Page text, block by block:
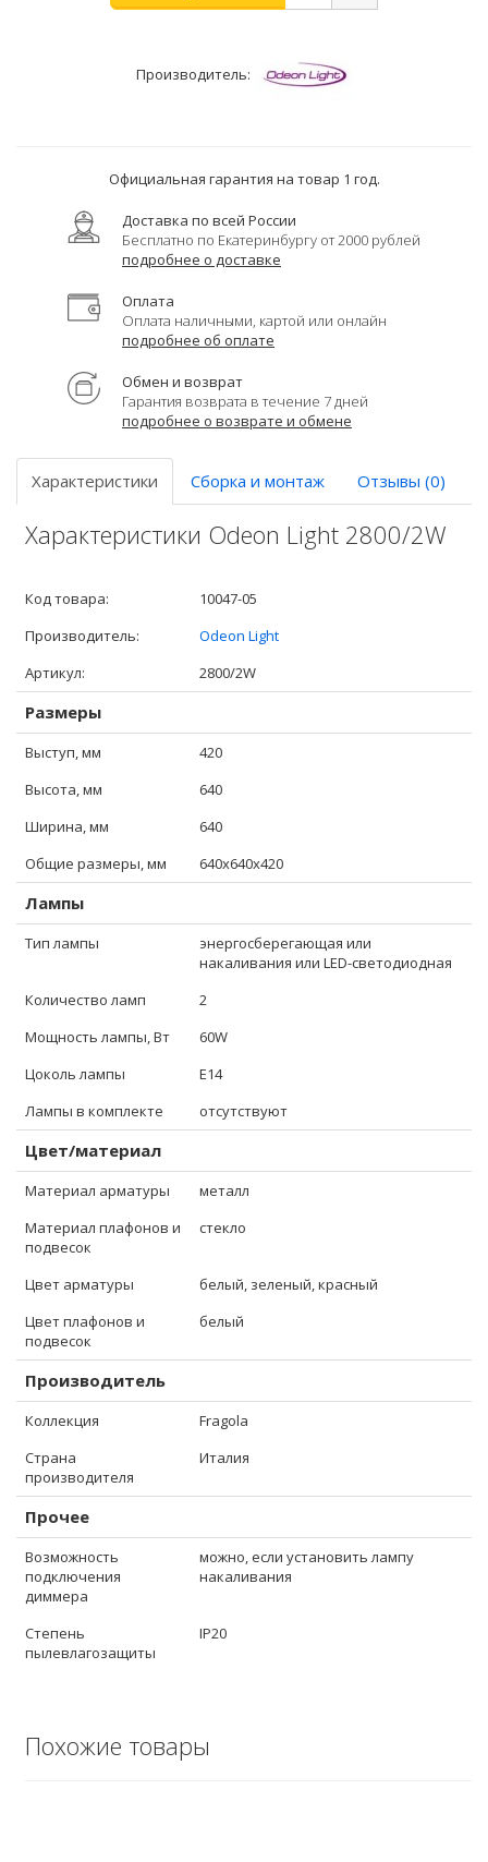
Производитель:
Официальная гарантия на товар 1 год.
Доставка по всей России
Бесплатно по Екатеринбургу от 2000 рублей
подробнее о доставке
Оплата
Оплата наличными, картой или онлайн
подробнее об оплате
Обмен и возврат
Гарантия возврата в течение 7 дней
подробнее о возврате и обмене
Характеристики Сборка и монтаж Отзывы (0)
Характеристики Odeon Light 2800/2W
Код товара:
10047-05
Производитель:
Odeon Light
Артикул:
2800/2W
Размеры
Выступ, мм
420
Высота, мм
640
Ширина, мм
640
Общие размеры, мм
640x640x420
Лампы
Тип лампы
энергосберегающая или
накаливания или LED-светодиодная
Количество ламп
2
Мощность лампы, Вт
60W
Цоколь лампы
E14
Лампы в комплекте
отсутствуют
Цвет/материал
Материал арматуры
металл
Материал плафонов и
подвесок
стекло
Цвет арматуры
белый, зеленый, красный
Цвет плафонов и
подвесок
белый
Производитель
Коллекция
Fragola
Страна
производителя
Италия
Прочее
Возможность
подключения
диммера
можно, если установить лампу
накаливания
Степень
пылевлагозащиты
IP20
Похожие товары